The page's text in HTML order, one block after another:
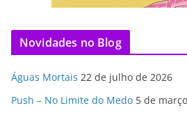
Novidades no Blog
Águas Mortais 22 de julho de 2026
Push – No Limite do Medo 5 de